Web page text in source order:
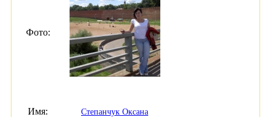
Фото:
Имя: Степанчук Оксана